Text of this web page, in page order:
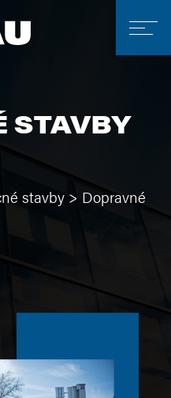
STAVBY
stavby > Dopravné